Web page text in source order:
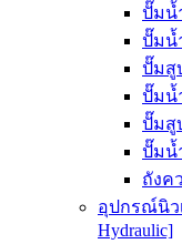
ปั๊มน้
ปั๊มน้
ปั๊มสู
ปั๊มน้
ปั๊มสู
ปั๊มน้
ถังค
อุปกรณ์นิว
Hydraulic]